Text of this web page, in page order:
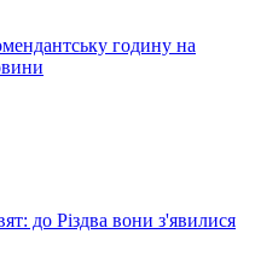
годину на
до Різдва вони з'явилися